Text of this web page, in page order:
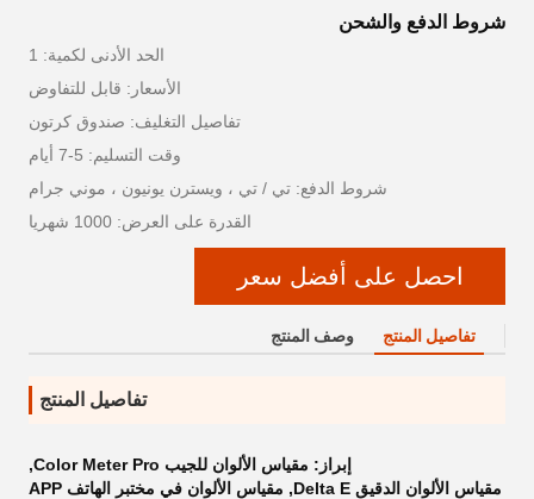
شروط الدفع والشحن
الحد الأدنى لكمية: 1
الأسعار: قابل للتفاوض
تفاصيل التغليف: صندوق كرتون
وقت التسليم: 5-7 أيام
شروط الدفع: تي / تي ، ويسترن يونيون ، موني جرام
القدرة على العرض: 1000 شهريا
احصل على أفضل سعر
تفاصيل المنتج وصف المنتج
تفاصيل المنتج
إبراز: مقياس الألوان للجيب Color Meter Pro
,
مقياس الألوان الدقيق Delta E
, مقياس الألوان في مختبر الهاتف APP